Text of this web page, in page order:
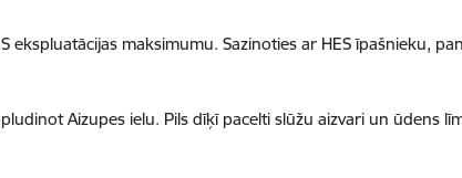
maksimumu. Sazinoties ar HES īpašnieku,
Aizupes ielu. Pils dīķī pacelti slūžu aizvari un ūdens